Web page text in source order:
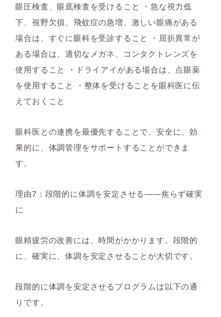
眼圧検査、眼底検査を受けること ・急な視力低
下、視野欠損、飛蚊症の急増、激しい眼痛がある
場合は、すぐに眼科を受診すること ・屈折異常が
ある場合は、適切なメガネ、コンタクトレンズを
使用すること ・ドライアイがある場合は、点眼薬
を使用すること ・整体を受けることを眼科医に伝
えておくこと
眼科医との連携を最優先することで、安全に、効
果的に、体調管理をサポートすることができま
す。
理由7：段階的に体調を安定させる――焦らず確実
に
眼精疲労の改善には、時間がかかります。段階的
に、確実に、体調を安定させることが大切です。
段階的に体調を安定させるプログラムは以下の通
りです。